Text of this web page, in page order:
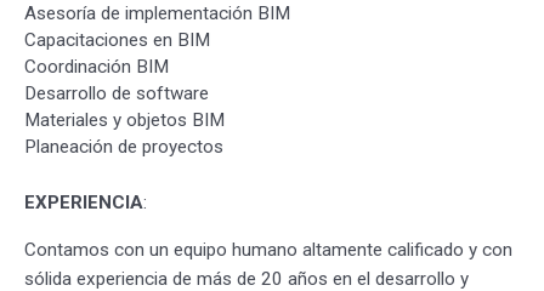
Asesoría de implementación BIM
Capacitaciones en BIM
Coordinación BIM
Desarrollo de software
Materiales y objetos BIM
Planeación de proyectos
EXPERIENCIA:
Contamos con un equipo humano altamente calificado y con
sólida experiencia de más de 20 años en el desarrollo y